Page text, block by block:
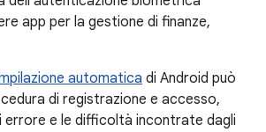
app per la gestione di finanze,
automatica di Android può
di registrazione e accesso,
errore e le difficoltà incontrate dagli